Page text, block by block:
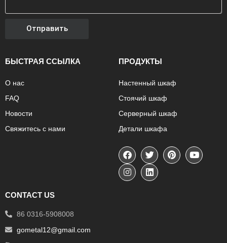
Отправить
БЫСТРАЯ ССЫЛКА
О нас
FAQ
Новости
Свяжитесь с нами
ПРОДУКТЫ
Настенный шкаф
Стоячий шкаф
Серверный шкаф
Детали шкафа
CONTACT US
86 0316-5908008
gometal12@gmail.com